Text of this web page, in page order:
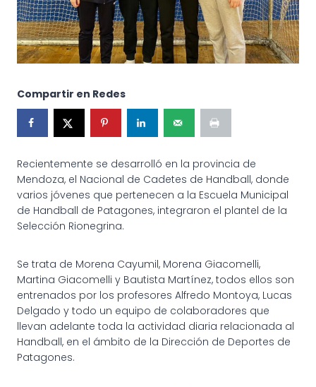
Compartir en Redes
Recientemente se desarrolló en la provincia de
Mendoza, el Nacional de Cadetes de Handball, donde
varios jóvenes que pertenecen a la Escuela Municipal
de Handball de Patagones, integraron el plantel de la
Selección Rionegrina.
Se trata de Morena Cayumil, Morena Giacomelli,
Martina Giacomelli y Bautista Martínez, todos ellos son
entrenados por los profesores Alfredo Montoya, Lucas
Delgado y todo un equipo de colaboradores que
llevan adelante toda la actividad diaria relacionada al
Handball, en el ámbito de la Dirección de Deportes de
Patagones.